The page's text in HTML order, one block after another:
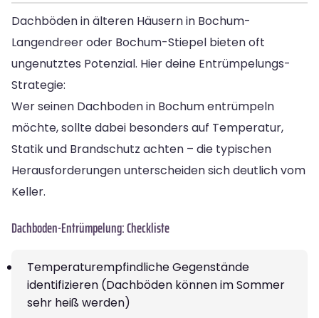
Dachböden in älteren Häusern in Bochum-
Langendreer oder Bochum-Stiepel bieten oft
ungenutztes Potenzial. Hier deine Entrümpelungs-
Strategie:
Wer seinen Dachboden in Bochum entrümpeln
möchte, sollte dabei besonders auf Temperatur,
Statik und Brandschutz achten – die typischen
Herausforderungen unterscheiden sich deutlich vom
Keller.
Dachboden-Entrümpelung: Checkliste
Temperaturempfindliche Gegenstände
identifizieren (Dachböden können im Sommer
sehr heiß werden)